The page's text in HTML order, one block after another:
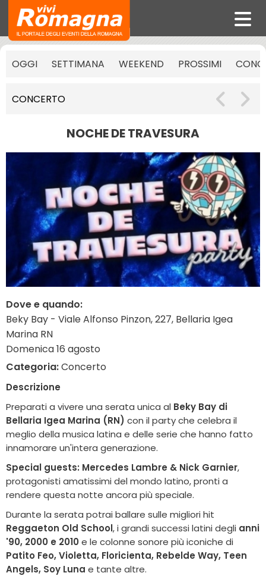
OGGI SETTIMANA WEEKEND PROSSIMI
CONCERTO
NOCHE DE TRAVESURA
Dove e quando:
Beky Bay - Viale Alfonso Pinzon, 227, Bellaria Igea
Marina RN
Domenica 16 agosto
Categoria:Concerto
Descrizione
Preparati a vivere una serata unica al Beky Bay di
Bellaria Igea Marina (RN) con il party che celebra il
meglio della musica latina e delle serie che hanno fatto
innamorare un'intera generazione.
Special guests: Mercedes Lambre & Nick Garnier,
protagonisti amatissimi del mondo latino, pronti a
rendere questa notte ancora più speciale.
Durante la serata potrai ballare sulle migliori hit
Reggaeton Old School, i grandi successi latini degli anni
'90, 2000 e 2010e le colonne sonore più iconiche di
Patito Feo, Violetta, Floricienta, Rebelde Way, Teen
Angels, Soy Luna e tante altre.